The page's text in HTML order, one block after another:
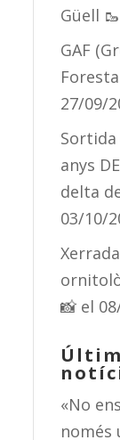
Güell 🥾
GAF
27/09/
Sortida
anys
delta
03/10/
📸 el
«No
només